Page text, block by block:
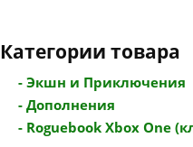
Категории товара
- Экшн и Приключения
- Дополнения
- Roguebook Xbox One